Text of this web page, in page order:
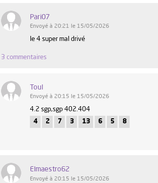
Pari07
Envoyé à 20:21 le 15/05/2026
le 4 super mal drivé
3 commentaires
Toul
Envoyé à 20:15 le 15/05/2026
4.2 sgp,sgp 402.404
4
2 7 3 13 6 5 8
Elmaestro62
Envoyé à 20:15 le 15/05/2026